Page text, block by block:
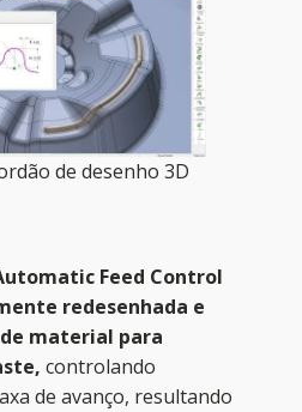
de desenho 3D
Feed Control
redesenhada e
material para
controlando
de avanço, resultando